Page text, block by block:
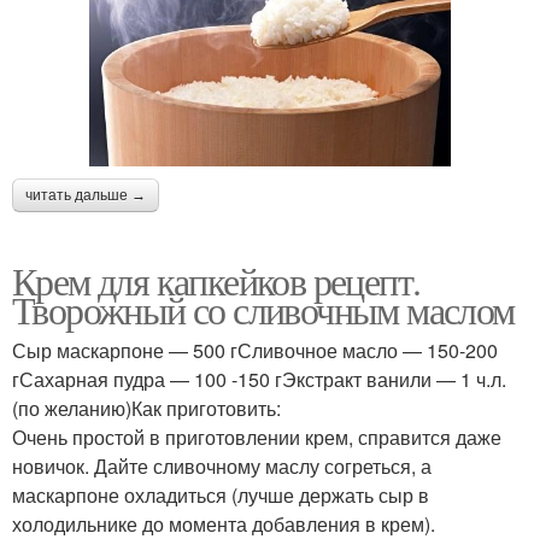
читать дальше →
Крем для капкейков рецепт.
Творожный со сливочным маслом
Сыр маскарпоне — 500 гСливочное масло — 150-200
гСахарная пудра — 100 -150 гЭкстракт ванили — 1 ч.л.
(по желанию)Как приготовить:
Очень простой в приготовлении крем, справится даже
новичок. Дайте сливочному маслу согреться, а
маскарпоне охладиться (лучше держать сыр в
холодильнике до момента добавления в крем).